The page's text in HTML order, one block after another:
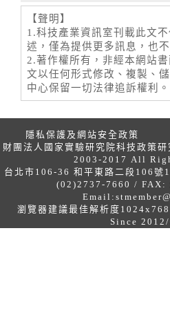
【聲明】
1.科技產業資訊室刊載此文
述，僅為提供更多訊息，也
2.著作權所有，非經本網站
文以任何形式修改、複製、
中心保留一切法律追訴權利。
隱私保護及網站安全政策
財團法人國家實驗研究院科技政策
2003-2017 All
台北市106-36 和平東路二段106號
(02)2737-7660 / FAX:
Email:
瀏覽器建議最佳解析度
Since